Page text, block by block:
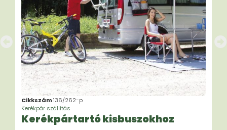
Cikkszám136/262-p
Kerékpár szállítás
Kerékpártartó kisbuszokhoz